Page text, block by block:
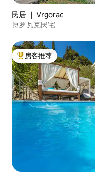
民居 ｜ Vrgorac
博罗瓦克民宅
热门「房客推荐」
房客推荐